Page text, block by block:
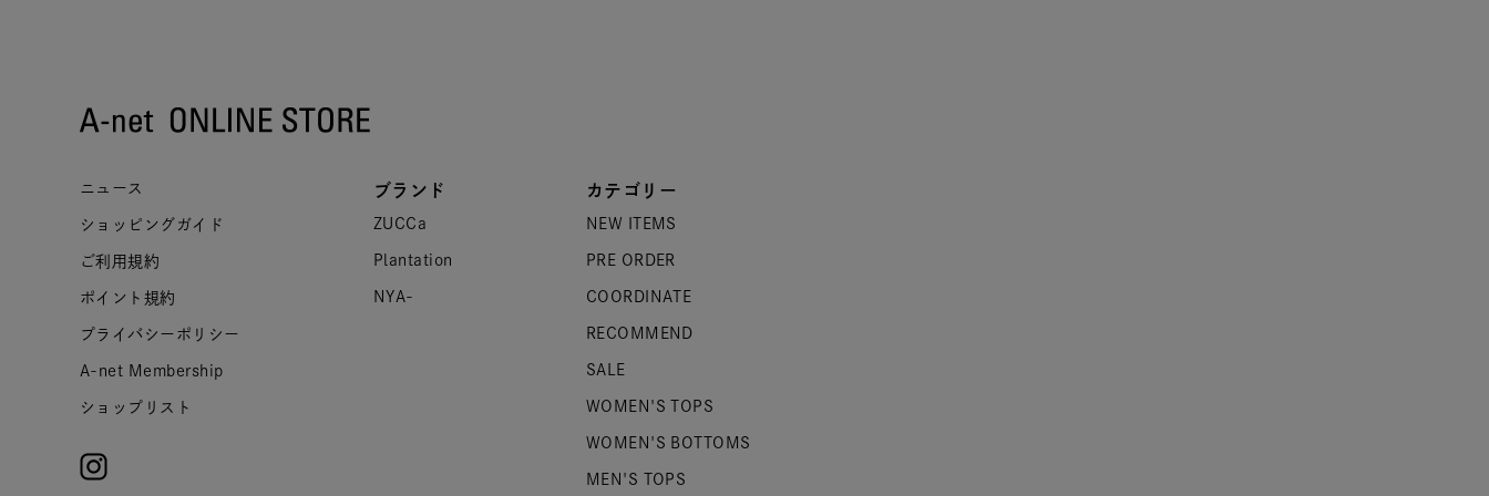
ニュース
ショッピングガイド
ご利用規約
ポイント規約
プライバシーポリシー
A-net Membership
ショップリスト
ブランド
ZUCCa
Plantation
NYA-
カテゴリー
NEW ITEMS
PRE ORDER
COORDINATE
RECOMMEND
SALE
WOMEN'S TOPS
WOMEN'S BOTTOMS
MEN'S TOPS